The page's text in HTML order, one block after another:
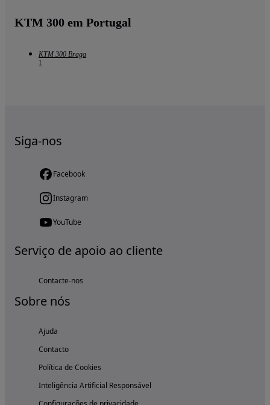
KTM 300 em Portugal
KTM 300 Braga
1
Siga-nos
Facebook
Instagram
YouTube
Serviço de apoio ao cliente
Contacte-nos
Sobre nós
Ajuda
Contacto
Política de Cookies
Inteligência Artificial Responsável